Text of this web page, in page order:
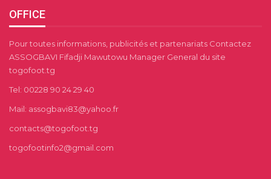
OFFICE
Pour toutes informations, publicités et partenariats Contactez
ASSOGBAVI Fifadji Mawutowu Manager General du site
togofoot.tg
Tel: 00228 90 24 29 40
Mail: assogbavi83@yahoo.fr
contacts@togofoot.tg
togofootinfo2@gmail.com